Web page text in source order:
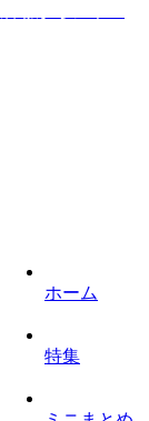
ホーム
特集